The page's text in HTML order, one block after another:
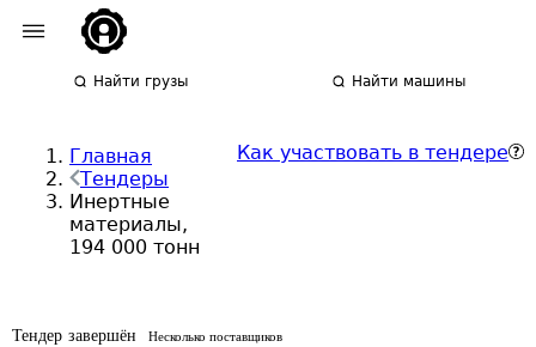
Найти грузы Найти машины
Главная
Тендеры
Инертные
материалы,
194 000 тонн
Как участвовать в тендере
Тендер завершён Несколько поставщиков